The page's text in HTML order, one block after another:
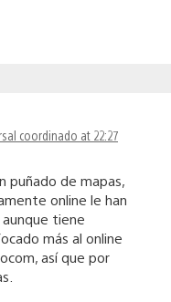
coordinado at 22:27
puñado de mapas,
online le han
tiene
más al online
así que por